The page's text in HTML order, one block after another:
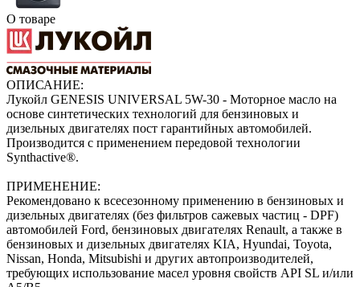
О товаре
ОПИСАНИЕ:
Лукойл GENESIS UNIVERSAL 5W-30 - Моторное масло на
основе синтетических технологий для бензиновых и
дизельных двигателях пост гарантийных автомобилей.
Производится с применением передовой технологии
Synthactive®.
ПРИМЕНЕНИЕ:
Рекомендовано к всесезонному применению в бензиновых и
дизельных двигателях (без фильтров сажевых частиц - DPF)
автомобилей Ford, бензиновых двигателях Renault, а также в
бензиновых и дизельных двигателях KIA, Hyundai, Toyota,
Nissan, Honda, Mitsubishi и других автопроизводителей,
требующих использование масел уровня свойств API SL и/или